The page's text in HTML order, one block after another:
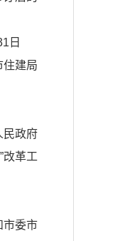
31日
住建局
民政府
改革工
市委市